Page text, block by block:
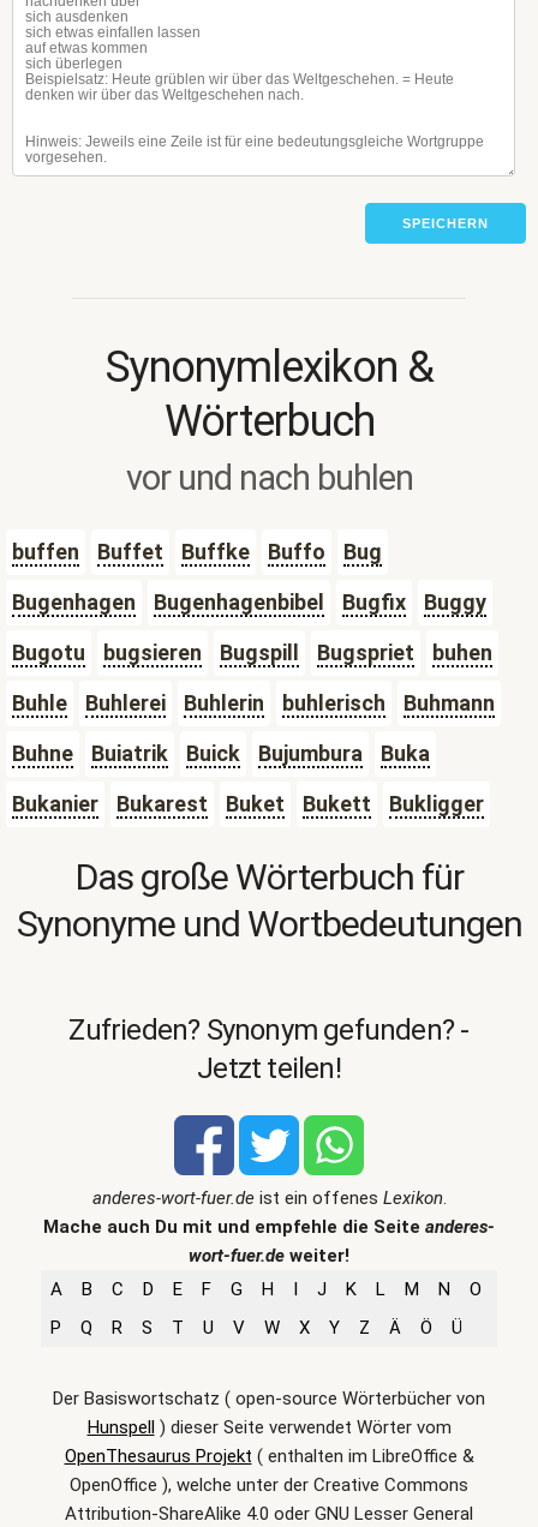
SPEICHERN
Synonymlexikon &
Wörterbuch
vor und nach buhlen
buffen Buffet Buffke Buffo
Bug
Bugenhagen
Bugenhagenbibel Bugfix
Buggy
Bugotu
bugsieren Bugspill Bugspriet
buhen
Buhle
Buhlerei Buhlerin buhlerisch
Buhmann
Buhne
Buiatrik Buick Bujumbura
Buka
Bukanier
Bukarest Buket Bukett Bukligger
Das große Wörterbuch für
Synonyme und Wortbedeutungen
Zufrieden? Synonym gefunden? -
Jetzt teilen!
anderes-wort-fuer.deist ein offenes Lexikon.
Mache auch Du mit und empfehle die Seite anderes-
wort-fuer.de weiter!
A
B C D E F G H I J K L M N
O
P
Q R S T U V W X Y Z Ä Ö Ü
Der Basiswortschatz ( open-source Wörterbücher von
Hunspell) dieser Seite verwendet Wörter vom
OpenThesaurus Projekt ( enthalten im LibreOffice &
OpenOffice ), welche unter der Creative Commons
Attribution-ShareAlike 4.0 oder GNU Lesser General